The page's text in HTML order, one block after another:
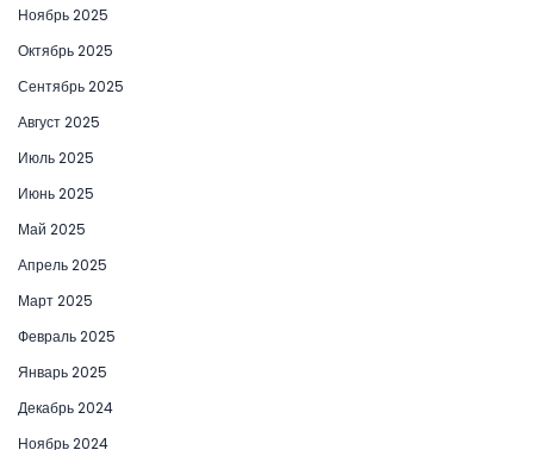
Ноябрь 2025
Октябрь 2025
Сентябрь 2025
Август 2025
Июль 2025
Июнь 2025
Май 2025
Апрель 2025
Март 2025
Февраль 2025
Январь 2025
Декабрь 2024
Ноябрь 2024